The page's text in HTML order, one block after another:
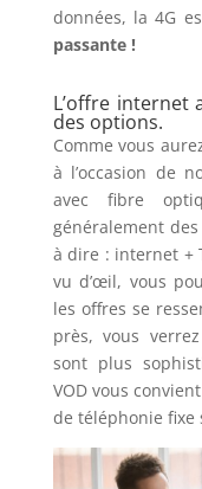
données, la 4G
passante !
L’offre internet
des options.
Comme vous
à l’occasion de
avec fibre
généralement
à dire : internet +
vu d’œil, vous
les offres se
près, vous
sont plus
VOD vous
de téléphonie fixe